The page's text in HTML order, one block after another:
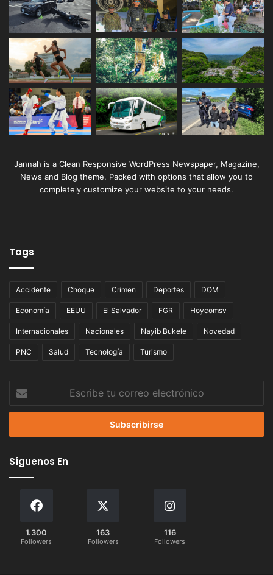
Jannah is a Clean Responsive WordPress Newspaper, Magazine,
News and Blog theme. Packed with options that allow you to
completely customize your website to your needs.
Tags
Accidente Choque Crimen Deportes DOM
Economía EEUU El Salvador FGR Hoycomsv
Internacionales Nacionales Nayib Bukele Novedad
PNC Salud Tecnología Turismo
tu
correo
Síguenos En
1.300
Followers
163
Followers
116
Followers